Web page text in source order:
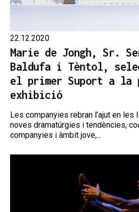
22.12.2020
Marie de Jongh, Sr.
Baldufa i Tèntol,
el primer Suport a la
exhibició
Les companyies rebran l’ajut en les
noves dramatúrgies i tendències,
companyies i àmbit jove,...